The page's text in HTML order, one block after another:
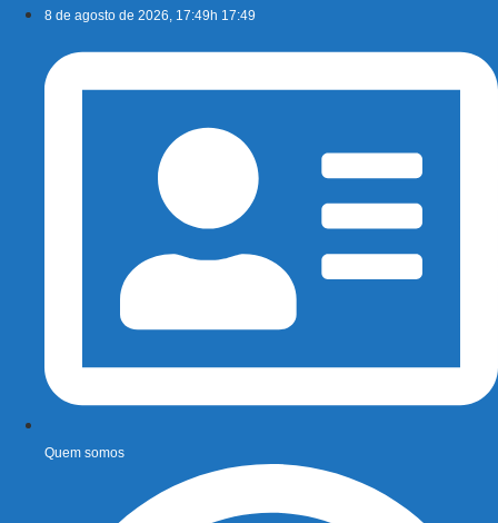
conteúdo
8 de agosto de 2026, 17:49h 17:49
Quem somos